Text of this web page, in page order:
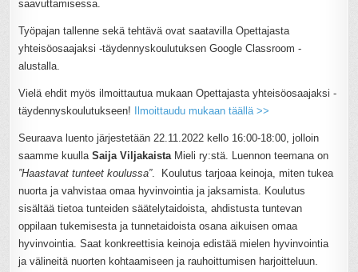
saavuttamisessa.
Työpajan tallenne sekä tehtävä ovat saatavilla Opettajasta
yhteisöosaajaksi -täydennyskoulutuksen Google Classroom -
alustalla.
Vielä ehdit myös ilmoittautua mukaan Opettajasta yhteisöosaajaksi -
täydennyskoulutukseen!
Ilmoittaudu mukaan täällä >>
Seuraava luento järjestetään 22.11.2022 kello 16:00-18:00, jolloin
saamme kuullaSaija Viljakaista Mieli ry:stä. Luennon teemana on
”Haastavat tunteet koulussa”. Koulutus tarjoaa keinoja, miten tukea
nuorta ja vahvistaa omaa hyvinvointia ja jaksamista. Koulutus
sisältää tietoa tunteiden säätelytaidoista, ahdistusta tuntevan
oppilaan tukemisesta ja tunnetaidoista osana aikuisen omaa
hyvinvointia. Saat konkreettisia keinoja edistää mielen hyvinvointia
ja välineitä nuorten kohtaamiseen ja rauhoittumisen harjoitteluun.